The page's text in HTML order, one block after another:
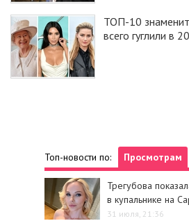
ТОП-10
всего гуглили в
Топ-новости по: Просмотрам
Трегубова
в купальнике на
31 июля, 21:36